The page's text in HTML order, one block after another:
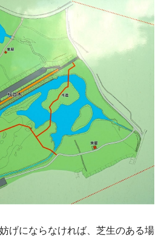
げにならなければ、芝生のある場